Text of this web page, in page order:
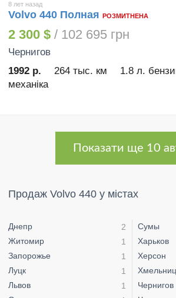
8 лет назад
Volvo 440 Полная РОЗМИТНЕНА
2 300 $ / 102 695 грн
Чернигов
1992 р.
264 тыс. км 1.8 л.
механіка
Показати ще 10
Продаж Volvo 440 у містах
Днепр
2
Житомир
1
Запорожье
1
Луцк
1
Львов
1
Сумы
Харьков
Херсон
Чернигов